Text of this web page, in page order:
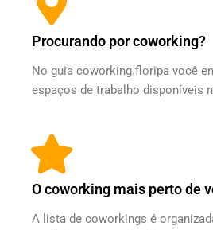
Procurando por coworking?
No guia coworking.floripa você
espaços de trabalho disponíveis
O coworking mais perto de
A lista de coworkings é